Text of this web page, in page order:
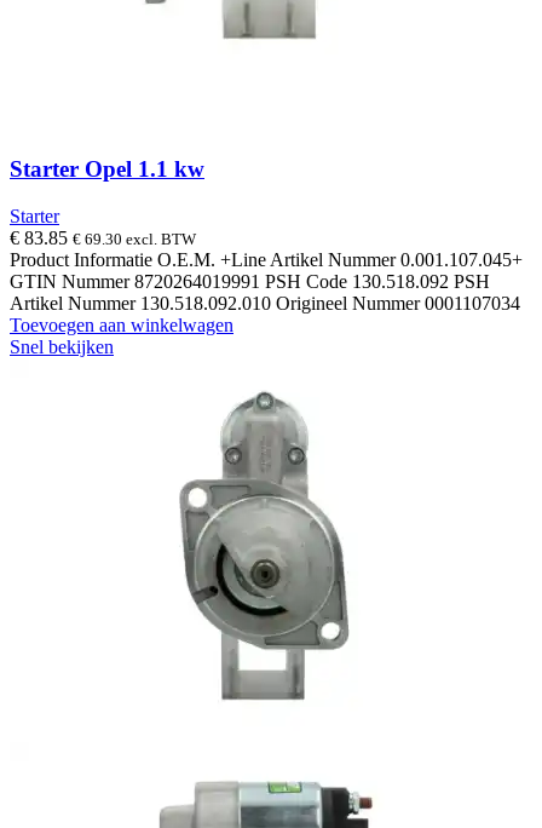
Starter Opel 1.1 kw
Starter
€ 83.85 € 69.30 excl. BTW
Product Informatie O.E.M. +Line Artikel Nummer 0.001.107.045+
GTIN Nummer 8720264019991 PSH Code 130.518.092 PSH
Artikel Nummer 130.518.092.010 Origineel Nummer 0001107034
Toevoegen aan winkelwagen
Snel bekijken